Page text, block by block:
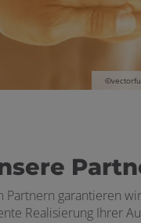
Partnern garantieren
Realisierung Ihrer